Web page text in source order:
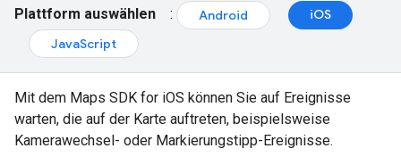
Plattform auswählen : Android
iOS
JavaScript
Mit dem Maps SDK for iOS können Sie auf Ereignisse
warten, die auf der Karte auftreten, beispielsweise
Kamerawechsel- oder Markierungstipp-Ereignisse.